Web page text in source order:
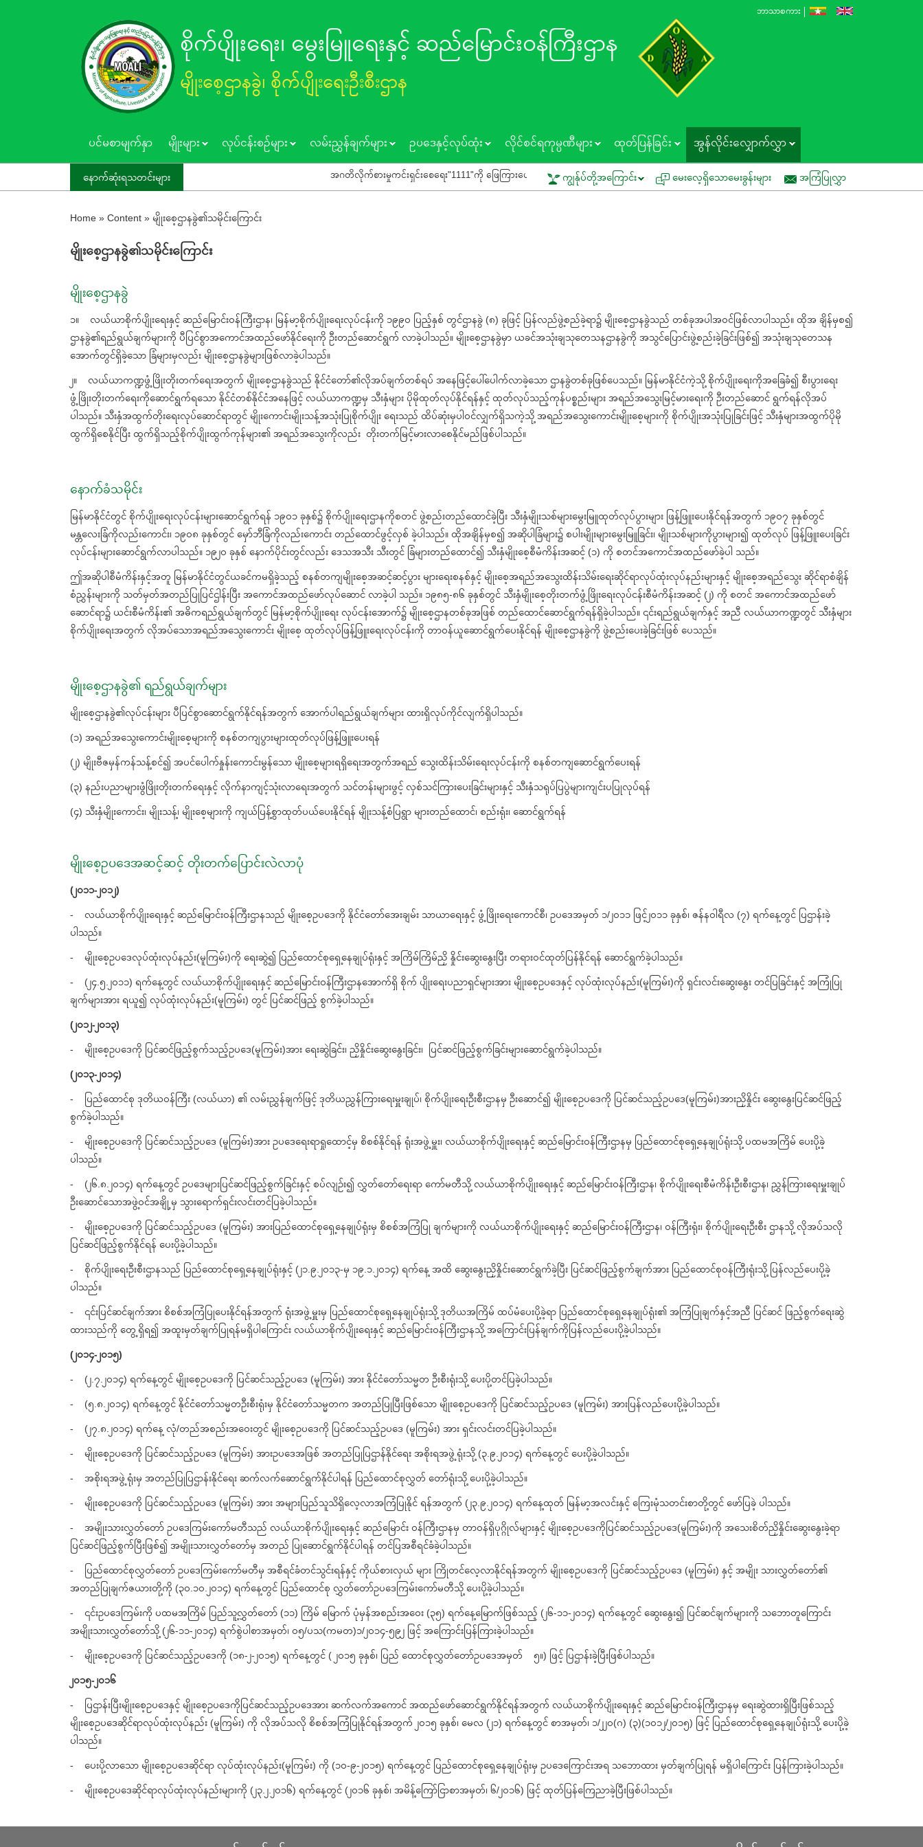
ဘာသာစကား
စိုက်ပျိုးရေး၊ မွေးမြူရေးနှင့် ဆည်မြောင်း၀န်ကြီးဌာန
မျိုးစေ့ဌာနခွဲ၊ စိုက်ပျိုးရေးဦးစီးဌာန
ပင်မစာမျက်နှာ မျိုးများ လုပ်ငန်းစဥ်များ လမ်းညွှန်ချက်များ ဥပဒေနှင့်လုပ်ထုံး လိုင်စင်ရကုမ္ပဏီများ ထုတ်ပြန်ခြင်း အွန်လိုင်းလျှောက်လွှာ
နောက်ဆုံးရသတင်းများ အဂတိလိုက်စားမှုကင်းရှင်းစေရေး"1111"ကို ဖြေကြားပေးရန် ပြည်သူသို့ သတိပေးနှိုးဆော်ခြင်း ကွင်းသရုပ်ပြပွဲတွင် ပူးပေါင်းပါဝင်နိုင်ပါရန် ဖိတ်ကြားခြင်း
ကျွန်ုပ်တို့အကြောင်း မေးလေ့ရှိသောမေးခွန်းများ အကြံပြုလွှာ
Home » Content » မျိုးစေ့ဌာနခွဲ၏သမိုင်း‌ကြောင်း
မျိုးစေ့ဌာနခွဲ၏သမိုင်း‌ကြောင်း
မျိုးစေ့ဌာနခွဲ
၁။ လယ်ယာစိုက်ပျိုးရေးနှင့် ဆည်မြောင်းဝန်ကြီးဌာန၊ မြန်မာ့စိုက်ပျိုးရေးလုပ်ငန်းကို ၁၉၉၀ ပြည့်နှစ် တွင်ဌာနခွဲ (၈) ခုဖြင့် ပြန်လည်ဖွဲ့စည်ခဲ့ရာ၌ မျိုးစေ့ဌာနခွဲသည် တစ်ခုအပါအဝင်ဖြစ်လာပါသည်။ ထိုအ ချိန်မှစ၍
ဌာနခွဲ၏ရည်ရွယ်ချက်များကို ပီပြင်စွာအကောင်အထည်ဖော်နိုင်ရေးကို ဦးတည်ဆောင်ရွက် လာခဲ့ပါသည်။ မျိုးစေ့ဌာနခွဲမှာ ယခင်အသုံးချသုတေသနဌာနခွဲကို အသွင်ပြောင်းဖွဲ့စည်းခဲ့ခြင်းဖြစ်၍ အသုံးချသုတေသန
အောက်တွင်ရှိခဲ့သော ခြံများမှလည်း မျိုးစေ့ဌာနခွဲများဖြစ်လာခဲ့ပါသည်။
၂။ လယ်ယာကဏ္ဍဖွံ့ဖြိုးတိုးတက်ရေးအတွက် မျိုးစေ့ဌာနခွဲသည် နိုင်ငံတော်၏လိုအပ်ချက်တစ်ရပ် အနေဖြင့်ပေါ်ပေါက်လာခဲ့သော ဌာနခွဲတစ်ခုဖြစ်ပေသည်။ မြန်မာနိုင်ငံကဲ့သို့ စိုက်ပျိုးရေးကိုအခြေခံ၍ စီးပွားရေး
ဖွံ့ဖြိုးတိုးတက်ရေးကိုဆောင်ရွက်ရသော နိုင်ငံတစ်နိုင်ငံအနေဖြင့် လယ်ယာကဏ္ဍမှ သီးနှံများ ပိုမိုထုတ်လုပ်နိုင်ရန်နှင့် ထုတ်လုပ်သည့်ကုန်ပစ္စည်းများ အရည်အသွေးမြင့်မားရေးကို ဦးတည်ဆောင် ရွက်ရန်လိုအပ်
ပါသည်။ သီးနှံအထွက်တိုးရေးလုပ်ဆောင်ရာတွင် မျိုးကောင်းမျိုးသန့်အသုံးပြုစိုက်ပျိုး ရေးသည် ထိပ်ဆုံးမှပါဝင်လျှက်ရှိသကဲ့သို့ အရည်အသွေးကောင်းမျိုးစေ့များကို စိုက်ပျိုးအသုံးပြုခြင်းဖြင့် သီးနှံများအထွက်ပိုမို
ထွက်ရှိစေနိုင်ပြီး ထွက်ရှိသည့်စိုက်ပျိုးထွက်ကုန်များ၏ အရည်အသွေးကိုလည်း တိုးတက်မြင့်မားလာစေနိုင်မည်ဖြစ်ပါသည်။
နောက်ခံသမိုင်း
မြန်မာနိုင်ငံတွင် စိုက်ပျိုးရေးလုပ်ငန်းများဆောင်ရွက်ရန် ၁၉၀၁ ခုနှစ်၌ စိုက်ပျိုးရေးဌာနကိုစတင် ဖွဲ့စည်းတည်ထောင်ခဲ့ပြီး သီးနှံမျိုးသစ်များမွေးမြူထုတ်လုပ်ပွားများ ဖြန့်ဖြူးပေးနိုင်ရန်အတွက် ၁၉၀၇ ခုနှစ်တွင်
မန္တလေးခြံကိုလည်းကောင်း၊ ၁၉၀၈ ခုနှစ်တွင် မှော်ဘီခြံကိုလည်းကောင်း တည်ထောင်ဖွင့်လှစ် ခဲ့ပါသည်။ ထိုအချိန်မှစ၍ အဆိုပါခြံများ၌ စပါးမျိုးများမွေးမြူခြင်း၊ မျိုးသစ်များကိုပွားများ၍ ထုတ်လုပ် ဖြန့်ဖြူးပေးခြင်း
လုပ်ငန်းများဆောင်ရွက်လာပါသည်။ ၁၉၂၀ ခုနှစ် နောက်ပိုင်းတွင်လည်း ဒေသအသီး သီးတွင် ခြံများတည်ထောင်၍ သီးနှံမျိုးစေ့စီမံကိန်းအဆင့် (၁) ကို စတင်အကောင်အထည်ဖော်ခဲ့ပါ သည်။
ဤအဆိုပါစီမံကိန်းနှင့်အတူ မြန်မာနိုင်ငံတွင်ယခင်ကမရှိခဲ့သည့် စနစ်တကျမျိုးစေ့အဆင့်ဆင့်ပွား များရေးစနစ်နှင့် မျိုးစေ့အရည်အသွေးထိန်းသိမ်းရေးဆိုင်ရာလုပ်ထုံးလုပ်နည်းများနှင့် မျိုးစေ့အရည်သွေး ဆိုင်ရာစံချိန်
စံညွှန်းများကို သတ်မှတ်အတည်ပြုပြင်ဌါန်းပြီး အကောင်အထည်ဖော်လုပ်ဆောင် လာခဲ့ပါ သည်။ ၁၉၈၅-၈၆ ခုနှစ်တွင် သီးနှံမျိုးစေ့တိုးတက်ဖွံ့ဖြိုးရေးလုပ်ငန်းစီမံကိန်းအဆင့် (၂) ကို စတင် အကောင်အထည်ဖော်
ဆောင်ရာ၌ ယင်းစီမံကိန်း၏ အဓိကရည်ရွယ်ချက်တွင် မြန်မာ့စိုက်ပျိုးရေး လုပ်ငန်းအောက်၌ မျိုးစေ့ဌာနတစ်ခုအဖြစ် တည်ထောင်ဆောင်ရွက်ရန်ရှိခဲ့ပါသည်။ ၎င်းရည်ရွယ်ချက်နှင့် အညီ လယ်ယာကဏ္ဍတွင် သီးနှံများ
စိုက်ပျိုးရေးအတွက် လိုအပ်သောအရည်အသွေးကောင်း မျိုးစေ့ ထုတ်လုပ်ဖြန့်ဖြူးရေးလုပ်ငန်းကို တာဝန်ယူဆောင်ရွက်ပေးနိုင်ရန် မျိုးစေ့ဌာနခွဲကို ဖွဲ့စည်းပေးခဲ့ခြင်းဖြစ် ပေသည်။
မျိုးစေ့ဌာနခွဲ၏ ရည်ရွယ်ချက်များ
မျိုးစေ့ဌာနခွဲ၏လုပ်ငန်းများ ပီပြင်စွာဆောင်ရွက်နိုင်ရန်အတွက် အောက်ပါရည်ရွယ်ချက်များ ထားရှိလုပ်ကိုင်လျက်ရှိပါသည်။
(၁) အရည်အသွေးကောင်းမျိုးစေ့များကို စနစ်တကျပွားများထုတ်လုပ်ဖြန့်ဖြူးပေးရန်
(၂) မျိုးဗီဇမှန်ကန်သန့်စင်၍ အပင်ပေါက်နှုန်းကောင်းမွန်သော မျိုးစေ့များရရှိရေးအတွက်အရည် သွေးထိန်းသိမ်းရေးလုပ်ငန်းကို စနစ်တကျဆောင်ရွက်ပေးရန်
(၃) နည်းပညာများဖွံဖြိုးတိုးတက်ရေးနှင့် လိုက်နာကျင့်သုံးလာရေးအတွက် သင်တန်းများဖွင့် လှစ်သင်ကြားပေးခြင်းများနှင့် သီးနှံသရုပ်ပြပွဲများကျင်းပပြုလုပ်ရန်
(၄) သီးနှံမျိုးကောင်း၊ မျိုးသန့်၊ မျိုးစေ့များကို ကျယ်ပြန့်စွာထုတ်ပယ်ပေးနိုင်ရန် မျိုးသန့်စံပြရွာ များတည်ထောင်၊ စည်းရုံး၊ ဆောင်ရွက်ရန်
မျိုးစေ့ဥပဒေအဆင့်ဆင့် တိုးတက်ပြောင်းလဲလာပုံ
(၂၀၁၁-၂၀၁၂)
- လယ်ယာစိုက်ပျိုးရေးနှင့် ဆည်မြောင်းဝန်ကြီးဌာနသည် မျိုးစေ့ဥပဒေကို နိုင်ငံတော်အေးချမ်း သာယာရေးနှင့် ဖွံ့ဖြိုးရေးကောင်စီ၊ ဥပဒေအမှတ် ၁/၂၀၁၁ ဖြင့်၂၀၁၁ ခုနှစ်၊ ဇန်နဝါရီလ (၇) ရက်နေ့တွင် ပြဌာန်းခဲ့
ပါသည်။
- မျိုးစေ့ဥပဒေလုပ်ထုံးလုပ်နည်း(မူကြမ်း)ကို ရေးဆွဲ၍ ပြည်ထောင်စုရှေ့နေချုပ်ရုံးနှင့် အကြိမ်ကြိမ်ညှိ နှိုင်းဆွေးနွေးပြီး တရားဝင်ထုတ်ပြန်နိုင်ရန် ဆောင်ရွက်ခဲ့ပါသည်။
- (၂၄.၅.၂၀၁၁) ရက်နေ့တွင် လယ်ယာစိုက်ပျိုးရေးနှင့် ဆည်မြောင်းဝန်ကြီးဌာနအောက်ရှိ စိုက် ပျိုးရေးပညာရှင်များအား မျိုးစေ့ဥပဒေနှင့် လုပ်ထုံးလုပ်နည်း(မူကြမ်း)ကို ရှင်းလင်းဆွေးနွေး တင်ပြခြင်းနှင့် အကြုံပြု
ချက်များအား ရယူ၍ လုပ်ထုံးလုပ်နည်း(မူကြမ်း) တွင် ပြင်ဆင်ဖြည့် စွက်ခဲ့ပါသည်။
(၂၀၁၂-၂၀၁၃)
- မျိုးစေ့ဥပဒေကို ပြင်ဆင်ဖြည့်စွက်သည့်ဥပဒေ(မူကြမ်း)အား ရေးဆွဲခြင်း၊ ညှိနှိုင်းဆွေးနွေးခြင်း၊ ပြင်ဆင်ဖြည့်စွက်ခြင်းများဆောင်ရွက်ခဲ့ပါသည်။
(၂၀၁၃-၂၀၁၄)
- ပြည်ထောင်စု ဒုတိယဝန်ကြီး (လယ်ယာ) ၏ လမ်းညွှန်ချက်ဖြင့် ဒုတိယညွှန်ကြားရေးမှူးချုပ်၊ စိုက်ပျိုးရေးဦးစီးဌာနမှ ဦးဆောင်၍ မျိုးစေ့ဥပဒေကို ပြင်ဆင်သည့်ဥပဒေ(မူကြမ်း)အားညှိနှိုင်း ဆွေးနွေးပြင်ဆင်ဖြည့်
စွက်ခဲ့ပါသည်။
- မျိုးစေ့ဥပဒေကို ပြင်ဆင်သည့်ဥပဒေ (မူကြမ်း)အား ဥပဒေရေးရာရှုထောင့်မှ စိစစ်နိုင်ရန် ရုံးအဖွဲ့မှူး၊ လယ်ယာစိုက်ပျိုးရေးနှင့် ဆည်မြောင်းဝန်ကြီးဌာနမှ ပြည်ထောင်စုရှေ့နေချုပ်ရုံးသို့ ပထမအကြိမ် ပေးပို့ခဲ့
ပါသည်။
- (၂၆.၈.၂၀၁၄) ရက်နေ့တွင် ဥပဒေများပြင်ဆင်ဖြည့်စွက်ခြင်းနှင့် စပ်လျဉ်း၍ လွှတ်တော်ရေးရာ ကော်မတီသို့ လယ်ယာစိုက်ပျိုးရေးနှင့် ဆည်မြောင်းဝန်ကြီးဌာန၊ စိုက်ပျိုးရေးစီမံကိန်းဦးစီးဌာန၊ ညွှန်ကြားရေးမှူးချုပ်
ဦးဆောင်သောအဖွဲ့ဝင်အချို့မှ သွားရောက်ရှင်းလင်းတင်ပြခဲ့ပါသည်။
- မျိုးစေ့ဥပဒေကို ပြင်ဆင်သည့်ဥပဒေ (မူကြမ်း) အားပြည်ထောင်စုရှေ့နေချုပ်ရုံးမှ စိစစ်အကြံပြု ချက်များကို လယ်ယာစိုက်ပျိုးရေးနှင့် ဆည်မြောင်းဝန်ကြီးဌာန၊ ဝန်ကြီးရုံး၊ စိုက်ပျိုးရေးဦးစီး ဌာနသို့ လိုအပ်သလို
ပြင်ဆင်ဖြည့်စွက်နိုင်ရန် ပေးပို့ခဲ့ပါသည်။
- စိုက်ပျိုးရေးဦးစီးဌာနသည် ပြည်ထောင်စုရှေ့နေချုပ်ရုံးနှင့် (၂၁.၉.၂၀၁၃-မှ ၁၉.၁.၂၀၁၄) ရက်နေ့ အထိ ဆွေးနွေးညှိနှိုင်းဆောင်ရွက်ခဲ့ပြီး ပြင်ဆင်ဖြည့်စွက်ချက်အား ပြည်ထောင်စုဝန်ကြီးရုံးသို့ ပြန်လည်ပေးပို့ခဲ့
ပါသည်။
- ၎င်းပြင်ဆင်ချက်အား စိစစ်အကြံပြုပေးနိုင်ရန်အတွက် ရုံးအဖွဲ့မှူးမှ ပြည်ထောင်စုရှေ့နေချုပ်ရုံးသို့ ဒုတိယအကြိမ် ထပ်မံပေးပို့ခဲ့ရာ ပြည်ထောင်စုရှေ့နေချုပ်ရုံး၏ အကြံပြုချက်နှင့်အညီ ပြင်ဆင် ဖြည့်စွက်ရေးဆွဲ
ထားသည်ကို တွေ့ရှိရ၍ အထူးမှတ်ချက်ပြုရန်မရှိပါကြောင်း လယ်ယာစိုက်ပျိုးရေးနှင့် ဆည်မြောင်းဝန်ကြီးဌာနသို့ အကြောင်းပြန်ချက်ကိုပြန်လည်ပေးပို့ခဲ့ပါသည်။
(၂၀၁၄-၂၀၁၅)
- (၂.၇.၂၀၁၄) ရက်နေ့တွင် မျိုးစေ့ဥပဒေကို ပြင်ဆင်သည့်ဥပဒေ (မူကြမ်း) အား နိုင်ငံတော်သမ္မတ ဦးစီးရုံးသို့ ပေးပို့တင်ပြခဲ့ပါသည်။
- (၅.၈.၂၀၁၄) ရက်နေ့တွင် နိုင်ငံတော်သမ္မတဦးစီးရုံးမှ နိုင်ငံတော်သမ္မတက အတည်ပြုပြီးဖြစ်သော မျိုးစေ့ဥပဒေကို ပြင်ဆင်သည့်ဥပဒေ (မူကြမ်း) အားပြန်လည်ပေးပို့ခဲ့ပါသည်။
- (၂၇.၈.၂၀၁၄) ရက်နေ့ လုံ/တည်အစည်းအဝေးတွင် မျိုးစေ့ဥပဒေကို ပြင်ဆင်သည့်ဥပဒေ (မူကြမ်း) အား ရှင်းလင်းတင်ပြခဲ့ပါသည်။
- မျိုးစေ့ဥပဒေကို ပြင်ဆင်သည့်ဥပဒေ (မူကြမ်း) အားဥပဒေအဖြစ် အတည်ပြုပြဌာန်နိုင်ရေး အစိုးရအဖွဲ့ရုံးသို့ (၃.၉.၂၀၁၄) ရက်နေ့တွင် ပေးပို့ခဲ့ပါသည်။
- အစိုးရအဖွဲ့ရုံးမှ အတည်ပြုပြဌာန်းနိုင်ရေး ဆက်လက်ဆောင်ရွက်နိုင်ပါရန် ပြည်‌ထောင်စုလွှတ် တော်ရုံးသို့ ပေးပို့ခဲ့ပါသည်။
- မျိုးစေ့ဥပဒေကို ပြင်ဆင်သည့်ဥပဒေ (မူကြမ်း) အား အများပြည်သူသိရှိလေ့လာအကြံပြုနိုင် ရန်အတွက် (၂၃.၉.၂၀၁၄) ရက်နေ့ထုတ် မြန်မာ့အလင်းနှင့် ကြေးမုံသတင်းစာတို့တွင် ဖော်ပြခဲ့ ပါသည်။
- အမျိုးသားလွှတ်တော် ဥပဒေကြမ်းကော်မတီသည် လယ်ယာစိုက်ပျိုးရေးနှင့် ဆည်မြောင်း ဝန်ကြီးဌာနမှ တာဝန်ရှိပုဂ္ဂိုလ်များနှင့် မျိုးစေ့ဥပဒေကိုပြင်ဆင်သည့်ဥပဒေ(မူကြမ်း)ကို အသေးစိတ်ညှိနှိုင်းဆွေးနွေးခဲ့ရာ
ပြင်ဆင်ဖြည့်စွက်ပြီးဖြစ်၍ အမျိုးသားလွှတ်တော်မှ အတည် ပြုဆောင်ရွက်နိုင်ပါရန် တင်ပြအစီရင်ခံခဲ့ပါသည်။
- ပြည်ထောင်စုလွှတ်တော် ဥပဒေကြမ်းကော်မတီမှ အစီရင်ခံတင်သွင်းရန်နှင့် ကိုယ်စားလှယ် များ ကြိုတင်လေ့လာနိုင်ရန်အတွက် မျိုးစေ့ဥပဒေကို ပြင်ဆင်သည့်ဥပဒေ (မူကြမ်း) နှင့် အမျိုး သားလွှတ်တော်၏
အတည်ပြုချက်ဇယားတို့ကို (၃၀.၁၀.၂၀၁၄) ရက်နေ့တွင် ပြည်ထောင်စု လွှတ်တော်ဥပဒေကြမ်းကော်မတီသို့ ပေးပို့ခဲ့ပါသည်။
- ၎င်းဥပဒေကြမ်းကို ပထမအကြိမ် ပြည်သူ့လွှတ်တော် (၁၁) ကြိမ် မြောက် ပုံမှန်အစည်းအဝေး (၃၅) ရက်နေ့မြောက်ဖြစ်သည့် (၂၆-၁၁-၂၀၁၄) ရက်နေ့တွင် ဆွေးနွေး၍ ပြင်ဆင်ချက်များကို သဘောတူကြောင်း
အမျိုးသားလွှတ်တော်သို့ (၂၆-၁၁-၂၀၁၄) ရက်စွဲပါစာအမှတ်၊ ၀၅/ပသ(ကမတ)၁/၂၀၁၄-၅၉၂ ဖြင့် အကြောင်းပြန်ကြားခဲ့ပါသည်။
- မျိုးစေ့ဥပဒေကို ပြင်ဆင်သည့်ဥပဒေကို (၁၈-၂-၂၀၁၅) ရက်နေ့တွင် ( ၂၀၁၅ ခုနှစ်၊ ပြည် ထောင်စုလွှတ်တော်ဥပဒေအမှတ် ၅။) ဖြင့် ပြဌာန်းခဲ့ပြီးဖြစ်ပါသည်။
၂၀၁၅-၂၀၁၆
- ပြဌာန်းပြီးမျိုးစေ့ဥပဒေနှင့် မျိုးစေ့ဥပဒေကိုပြင်ဆင်သည့်ဥပဒေအား ဆက်လက်အကောင် အထည်ဖော်ဆောင်ရွက်နိုင်ရန်အတွက် လယ်ယာစိုက်ပျိုးရေးနှင့် ဆည်မြောင်းဝန်ကြီးဌာနမှ ရေးဆွဲထားရှိပြီးဖြစ်သည့်
မျိုးစေ့ဥပဒေဆိုင်ရာလုပ်ထုံးလုပ်နည်း (မူကြမ်း) ကို လိုအပ်သလို စိစစ်အကြံပြုနိုင်ရန်အတွက် ၂၀၁၅ ခုနှစ်၊ မေလ (၂၁) ရက်နေ့တွင် စာအမှတ်၊ ၁/၂၂၀(ဂ) (၃)(၁၀၁၂/၂၀၁၅) ဖြင့် ပြည်ထောင်စုရှေ့နေချုပ်ရုံးသို့ ပေးပို့ခဲ့
ပါသည်။
- ပေးပို့လာသော မျိုးစေ့ဥပဒေဆိုင်ရာ လုပ်ထုံးလုပ်နည်း(မူကြမ်း) ကို (၁၀-၉-၂၀၁၅) ရက်နေ့တွင် ပြည်ထောင်စုရှေ့နေချုပ်ရုံးမှ ဥပဒေကြောင်းအရ သဘောထား မှတ်ချက်ပြုရန် မရှိပါကြောင်း ပြန်ကြားခဲ့ပါသည်။
- မျိုးစေ့ဥပဒေဆိုင်ရာလုပ်ထုံးလုပ်နည်းများကို (၂၃.၂.၂၀၁၆) ရက်နေ့တွင် (၂၀၁၆ ခုနှစ်၊ အမိန့်ကြော်ငြာစာအမှတ်၊ ၆/၂၀၁၆) ဖြင့် ထုတ်ပြန်ကြေညာခဲ့ပြီးဖြစ်ပါသည်။